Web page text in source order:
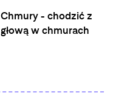
Chmury - chodzić z
głową w chmurach